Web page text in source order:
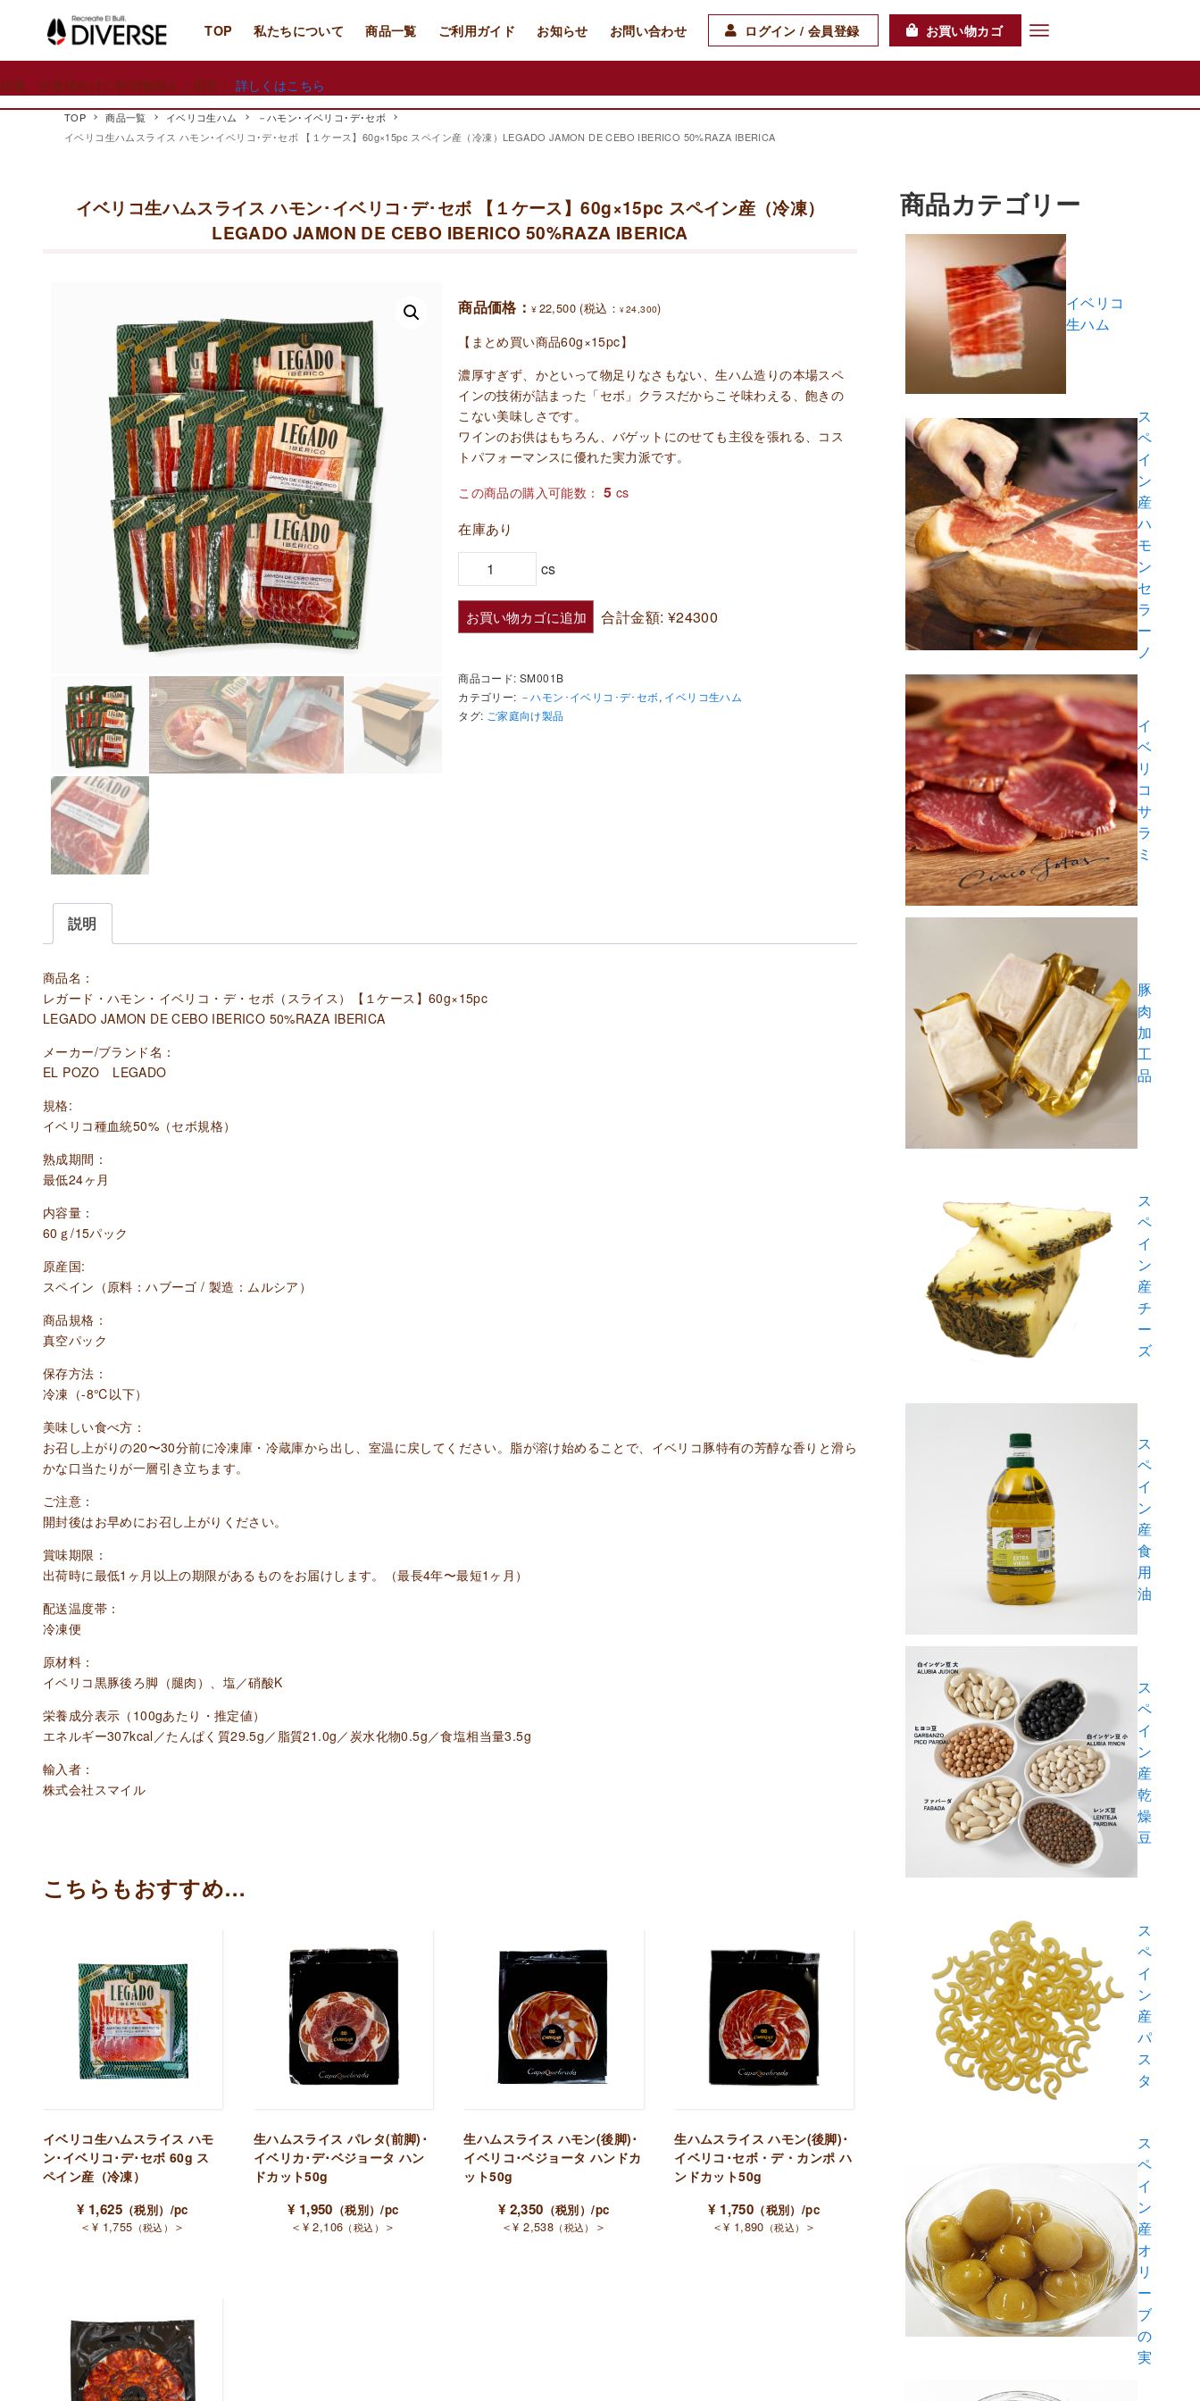
TOP 私たちについて 商品一覧 ご利用ガイド お知らせ お問い合わせ ログイン / 会員登録 お買い物カゴ
店舗・企業様向けに特別価格をご用意！ 詳しくはこちら
TOP 商品一覧 イベリコ生ハム
－ハモン･イベリコ･デ･セボ
イベリコ生ハムスライス ハモン･イベリコ･デ･セボ 【１ケース】60g×15pc スペイン産（冷凍）LEGADO JAMON DE CEBO IBERICO 50%RAZA IBERICA
イベリコ生ハムスライス ハモン･イベリコ･デ･セボ 【１ケース】60g×15pc スペイン産（冷凍）
LEGADO JAMON DE CEBO IBERICO 50%RAZA IBERICA
商品価格：¥ 22,500 (税込： ¥24,300)
【まとめ買い商品60g×15pc】
濃厚すぎず、かといって物足りなさもない、生ハム造りの本場スペ
インの技術が詰まった「セボ」クラスだからこそ味わえる、飽きの
こない美味しさです。
ワインのお供はもちろん、バゲットにのせても主役を張れる、コス
トパフォーマンスに優れた実力派です。
この商品の購入可能数： 5 cs
在庫あり
ベ
リ
コ
ハ
ム
ベ
DE
cs
お買い物カゴに追加 合計金額: ¥24300
商品コード: SM001B
カテゴリー: －ハモン･イベリコ･デ･セボ, イベリコ生ハム
タグ: ご家庭向け製品
説明
商品名：
レガード・ハモン・イベリコ・デ・セボ（スライス）【１ケース】60g×15pc
LEGADO JAMON DE CEBO IBERICO 50%RAZA IBERICA
メーカー/ブランド名：
EL POZO LEGADO
規格:
イベリコ種血統50%（セボ規格）
熟成期間：
最低24ヶ月
内容量：
60ｇ/15パック
原産国:
スペイン（原料：ハブーゴ / 製造：ムルシア）
商品規格：
真空パック
保存方法：
冷凍（-8℃以下）
美味しい食べ方：
お召し上がりの20〜30分前に冷凍庫・冷蔵庫から出し、室温に戻してください。脂が溶け始めることで、イベリコ豚特有の芳醇な香りと滑ら
かな口当たりが一層引き立ちます。
ご注意：
開封後はお早めにお召し上がりください。
賞味期限：
出荷時に最低1ヶ月以上の期限があるものをお届けします。（最長4年〜最短1ヶ月）
配送温度帯：
冷凍便
原材料：
イベリコ黒豚後ろ脚（腿肉）、塩／硝酸K
栄養成分表示（100gあたり・推定値）
エネルギー307kcal／たんぱく質29.5g／脂質21.0g／炭水化物0.5g／食塩相当量3.5g
輸入者：
株式会社スマイル
こちらもおすすめ…
イベリコ生ハムスライス ハモ
ン･イベリコ･デ･セボ 60g ス
ペイン産（冷凍）
¥1,625 （税別） /pc
＜ ¥ 1,755 （税込） ＞
生ハムスライス パレタ(前脚)･
イベリカ･デ･ベジョータ ハン
ドカット50g
¥1,950 （税別）/pc
＜ ¥2,106 （税込） ＞
生ハムスライス ハモン(後脚)･
イベリコ･ベジョータ ハンドカ
ット50g
¥2,350 （税別）/pc
＜¥ 2,538 （税込） ＞
生ハムスライス ハモン(後脚)･
イベリコ･セボ・デ・カンポ ハ
ンドカット50g
¥1,750 （税別） /pc
＜¥ 1,890 （税込） ＞
商品カテゴリー
イベリコ
生ハム
ス
ペ
イ
ン
産
ハ
モ
ン
セ
ラ
ー
ノ
イ
ベ
リ
コ
サ
ラ
ミ
豚
肉
加
工
品
ス
ペ
イ
ン
産
チ
ー
ズ
ス
ペ
イ
ン
産
食
用
油
ス
ペ
イ
ン
産
乾
燥
豆
ス
ペ
イ
ン
産
パ
ス
タ
ス
ペ
イ
ン
産
オ
リ
ー
ブ
の
実